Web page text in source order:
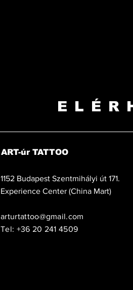
ART-úr TATTOO
1152 Budapest Szentmihályi út 171.
Experience Center (China Mart)
arturtattoo@gmail.com
Tel: +36 20 241 4509